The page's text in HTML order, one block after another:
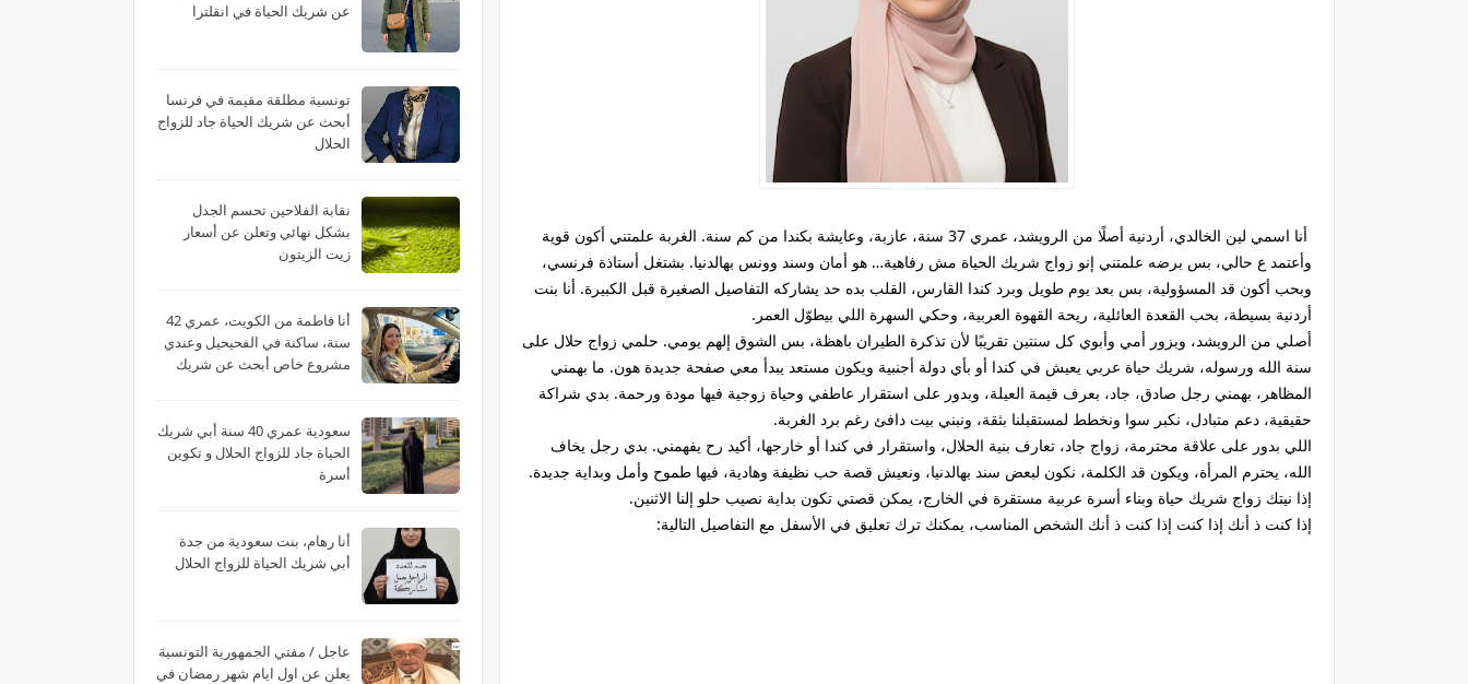
أنا اسمي لين الخالدي، أردنية أصلًا من الرويشد، عمري 37 سنة، عازبة، وعايشة بكندا من كم سنة. الغربة علمتني أكون قوية
وأعتمد ع حالي، بس برضه علمتني إنو زواج شريك الحياة مش رفاهية… هو أمان وسند وونس بهالدنيا. بشتغل أستاذة فرنسي،
وبحب أكون قد المسؤولية، بس بعد يوم طويل وبرد كندا القارس، القلب بده حد يشاركه التفاصيل الصغيرة قبل الكبيرة. أنا بنت
أردنية بسيطة، بحب القعدة العائلية، ريحة القهوة العربية، وحكي السهرة اللي بيطوّل العمر.
أصلي من الرويشد، وبزور أمي وأبوي كل سنتين تقريبًا لأن تذكرة الطيران باهظة، بس الشوق إلهم يومي. حلمي زواج حلال على
سنة الله ورسوله، شريك حياة عربي يعيش في كندا أو بأي دولة أجنبية ويكون مستعد يبدأ معي صفحة جديدة هون. ما بهمني
المظاهر، بهمني رجل صادق، جاد، بعرف قيمة العيلة، وبدور على استقرار عاطفي وحياة زوجية فيها مودة ورحمة. بدي شراكة
حقيقية، دعم متبادل، نكبر سوا ونخطط لمستقبلنا بثقة، ونبني بيت دافئ رغم برد الغربة.
اللي بدور على علاقة محترمة، زواج جاد، تعارف بنية الحلال، واستقرار في كندا أو خارجها، أكيد رح يفهمني. بدي رجل يخاف
الله، يحترم المرأة، ويكون قد الكلمة، نكون لبعض سند بهالدنيا، ونعيش قصة حب نظيفة وهادية، فيها طموح وأمل وبداية جديدة.
إذا نيتك زواج شريك حياة وبناء أسرة عربية مستقرة في الخارج، يمكن قصتي تكون بداية نصيب حلو إلنا الاثنين.
إذا كنت ذ أنك إذا كنت إذا كنت ذ أنك الشخص المناسب، يمكنك ترك تعليق في الأسفل مع التفاصيل التالية:
عن شريك الحياة في انقلترا
تونسية مطلقة مقيمة في فرنسا
أبحث عن شريك الحياة جاد للزواج
الحلال
نقابة الفلاحين تحسم الجدل
بشكل نهائي وتعلن عن أسعار
زيت الزيتون
أنا فاطمة من الكويت، عمري 42
سنة، ساكنة في الفحيحيل وعندي
مشروع خاص أبحث عن شريك
سعودية عمري 40 سنة أبي شريك
الحياة جاد للزواج الحلال و تكوين
أسرة
أنا رهام، بنت سعودية من جدة
أبي شريك الحياة للزواج الحلال
عاجل / مفتي الجمهورية التونسية
يعلن عن اول ايام شهر رمضان في